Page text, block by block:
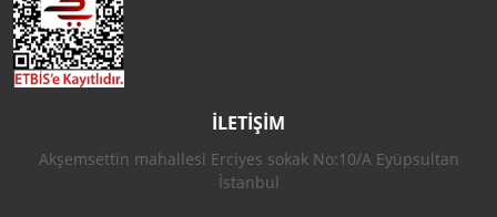
İLETİŞİM
Akşemsettin mahallesi Erciyes sokak No:10/A Eyüpsultan
İstanbul